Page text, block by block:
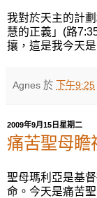
我對於天主的計
慧的正義」(路
攘，這是我今天
Agnes 於 下午9:25
2009年9月15日星期二
痛苦聖母瞻
聖母瑪利亞是基
命。今天是痛苦